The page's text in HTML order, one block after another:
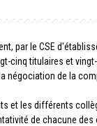
par le CSE
cinq titulaires et
de la
et les différents
de chacune